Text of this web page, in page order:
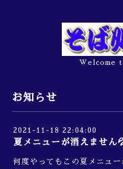
Welcome
お知らせ
2021-11-18 22:04:00
夏メニューが消えません
何度やってもこの夏メニュ